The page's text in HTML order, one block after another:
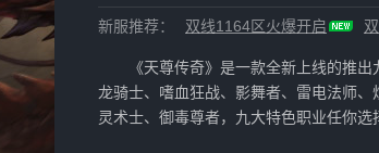
新服推荐： 双线1164区火爆开启
《天尊传奇》是一款全新上线的推
龙骑士、嗜血狂战、影舞者、雷电法师
灵术士、御毒尊者，九大特色职业任你选